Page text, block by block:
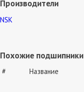
Производители
NSK
Похожие подшипники
# Название